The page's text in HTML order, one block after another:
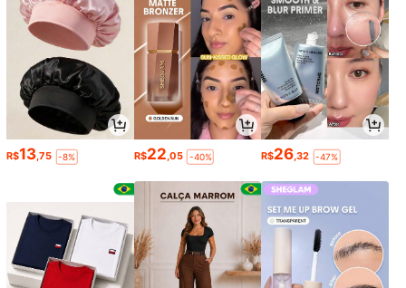
R$13,75 -8% R$22,05 -40% R$26,32 -47%